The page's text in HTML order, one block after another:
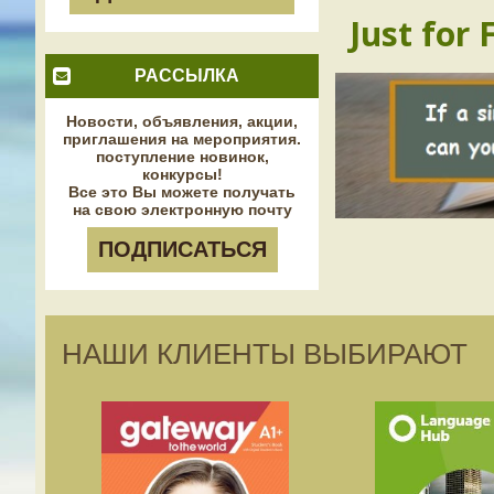
РАССЫЛКА
Новости, объявления, акции,
приглашения на мероприятия.
поступление новинок,
конкурсы!
Все это Вы можете получать
на свою электронную почту
ПОДПИСАТЬСЯ
Just for
НАШИ КЛИЕНТЫ ВЫБИРАЮТ